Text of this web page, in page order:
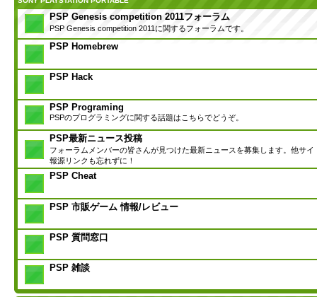
PSP Genesis competition 2011フォーラム
PSP Genesis competition 2011に関するフォーラムです。
PSP Homebrew
PSP Hack
PSP Programing
PSPのプログラミングに関する話題はこちらでどうぞ。
PSP最新ニュース投稿
フォーラムメンバーの皆さんが見つけた最新ニュースを募集します。他サイ
報源リンクも忘れずに！
PSP Cheat
PSP 市販ゲーム 情報/レビュー
PSP 質問窓口
PSP 雑談